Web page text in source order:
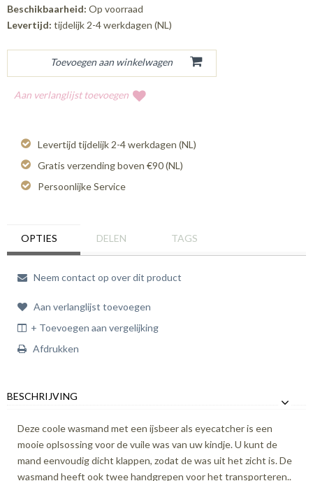
Beschikbaarheid: Op voorraad
Levertijd: tijdelijk 2-4 werkdagen (NL)
Aan verlanglijst toevoegen
Levertijd tijdelijk 2-4 werkdagen (NL)
Gratis verzending boven €90 (NL)
Persoonlijke Service
OPTIES DELEN TAGS
Neem contact op over dit product
Aan verlanglijst toevoegen
+ Toevoegen aan vergelijking
Afdrukken
BESCHRIJVING
Deze coole wasmand met een ijsbeer als eyecatcher is een
mooie oplsossing voor de vuile was van uw kindje. U kunt de
mand eenvoudig dicht klappen, zodat de was uit het zicht is. De
wasmand heeft ook twee handgrepen voor het transporteren..